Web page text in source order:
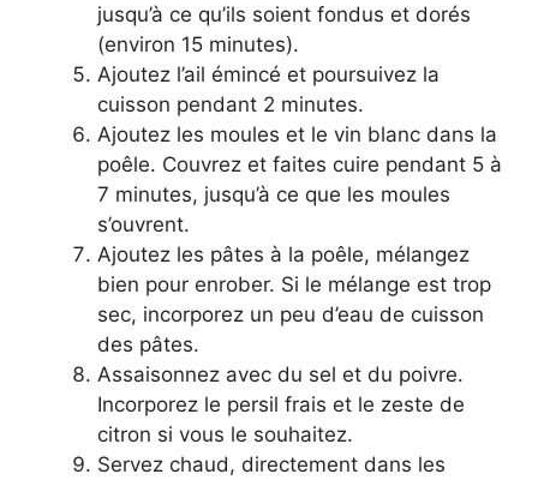
jusqu’à ce qu’ils soient fondus et dorés
(environ 15 minutes).
Ajoutez l’ail émincé et poursuivez la
cuisson pendant 2 minutes.
Ajoutez les moules et le vin blanc dans la
poêle. Couvrez et faites cuire pendant 5 à
7 minutes, jusqu’à ce que les moules
s’ouvrent.
Ajoutez les pâtes à la poêle, mélangez
bien pour enrober. Si le mélange est trop
sec, incorporez un peu d’eau de cuisson
des pâtes.
Assaisonnez avec du sel et du poivre.
Incorporez le persil frais et le zeste de
citron si vous le souhaitez.
Servez chaud, directement dans les